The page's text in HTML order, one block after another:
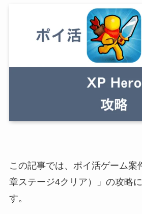
この記事では、ポイ活ゲーム案
章ステージ4クリア）」の攻略
す。